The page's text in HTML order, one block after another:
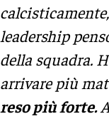
leadership
della squadra.
arrivare più
reso più forte.